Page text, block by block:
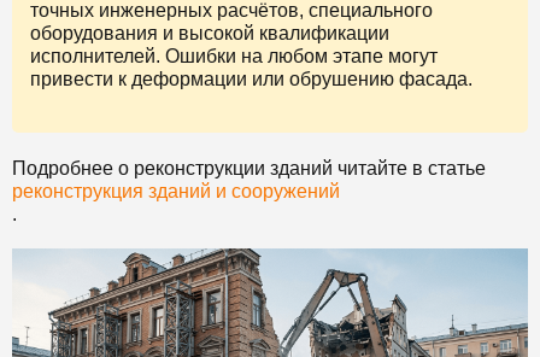
точных инженерных расчётов, специального
оборудования и высокой квалификации
исполнителей. Ошибки на любом этапе могут
привести к деформации или обрушению фасада.
Подробнее о реконструкции зданий читайте в статье
реконструкция зданий и сооружений
.